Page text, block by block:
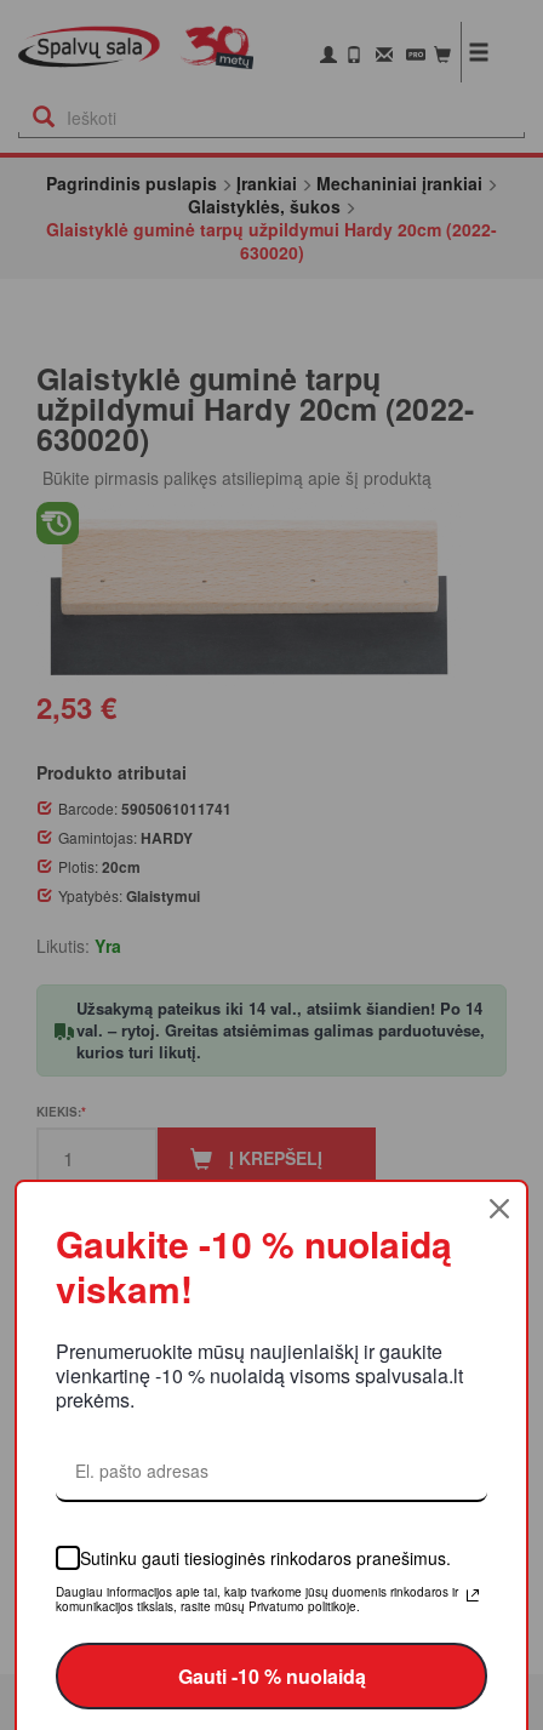
Pagrindinis puslapis Įrankiai
Mechaniniai įrankiai
Glaistyklės, šukos
Glaistyklė guminė tarpų užpildymui Hardy 20cm (2022-
630020)
Glaistyklė guminė tarpų
užpildymui Hardy 20cm (2022-
630020)
Būkite pirmasis palikęs atsiliepimą apie šį produktą
2,53 €
Produkto atributai
Barcode:5905061011741
Gamintojas: HARDY
Plotis:20cm
Ypatybės:Glaistymui
Likutis: Yra
Užsakymą pateikus iki 14 val., atsiimk šiandien! Po 14
val. – rytoj. Greitas atsiėmimas galimas parduotuvėse,
kurios turi likutį.
KIEKIS:
Į KREPŠELĮ
REITINGAI IR ATSILIEPIMAI
Guminė glaistyklė, skirta plytelių tarpų glaistui paskirstyti.
Ilgis: 20 cm
Gaukite -10 % nuolaidą
viskam!
Prenumeruokite mūsų naujienlaiškį ir gaukite
vienkartinę -10 % nuolaidą visoms spalvusala.lt
prekėms.
Sutinku gauti tiesioginės rinkodaros pranešimus.
Daugiau informacijos apie tai, kaip tvarkome jūsų duomenis
rinkodaros ir komunikacijos tikslais, rasite mūsų Privatumo
politikoje.
Gauti -10 % nuolaidą